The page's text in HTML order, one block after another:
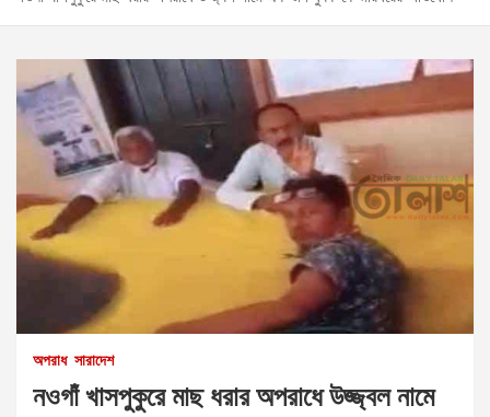
অপরাধ সারাদেশ
নওগাঁ খাসপুকুরে মাছ ধরার অপরাধে উজ্জ্বল নামে